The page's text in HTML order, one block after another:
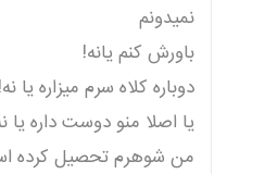
نمیدونم
باورش کنم یانه!
دوباره کلاه سرم میزاره یا
یا اصلا منو دوست داره یا
من شوهرم تحصیل کرده